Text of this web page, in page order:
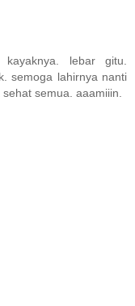
lebar gitu.
semoga lahirnya nanti
semua. aaamiiin.